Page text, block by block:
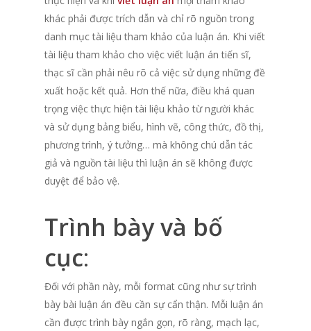
khác phải được trích dẫn và chỉ rõ nguồn trong
danh mục tài liệu tham khảo của luận án. Khi viết
tài liệu tham khảo cho việc viết luận án tiến sĩ,
thạc sĩ cần phải nêu rõ cả việc sử dụng những đề
xuất hoặc kết quả. Hơn thế nữa, điều khá quan
trọng việc thực hiện tài liệu khảo từ người khác
và sử dụng bảng biểu, hình vẽ, công thức, đồ thị,
phương trình, ý tưởng… mà không chú dẫn tác
giả và nguồn tài liệu thì luận án sẽ không được
duyệt để bảo vệ.
Trình bày và bố
cục:
Đối với phần này, mỗi format cũng như sự trình
bày bài luận án đều cần sự cẩn thận. Mỗi luận án
cần được trình bày ngắn gọn, rõ ràng, mạch lạc,